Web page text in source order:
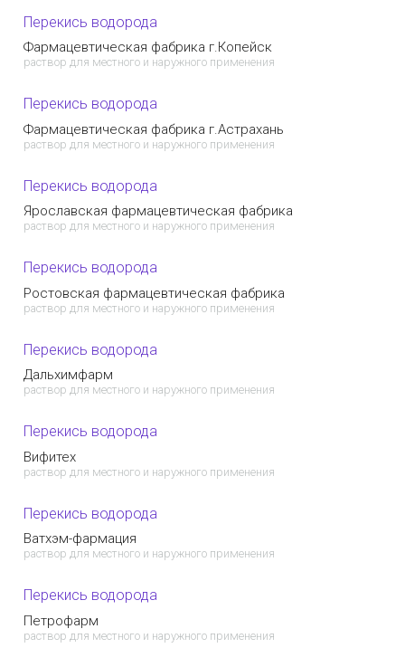
Перекись водорода
Фармацевтическая фабрика г.Копейск
раствор для местного и наружного применения
Перекись водорода
Фармацевтическая фабрика г.Астрахань
раствор для местного и наружного применения
Перекись водорода
Ярославская фармацевтическая фабрика
раствор для местного и наружного применения
Перекись водорода
Ростовская фармацевтическая фабрика
раствор для местного и наружного применения
Перекись водорода
Дальхимфарм
раствор для местного и наружного применения
Перекись водорода
Вифитех
раствор для местного и наружного применения
Перекись водорода
Ватхэм-фармация
раствор для местного и наружного применения
Перекись водорода
Петрофарм
раствор для местного и наружного применения